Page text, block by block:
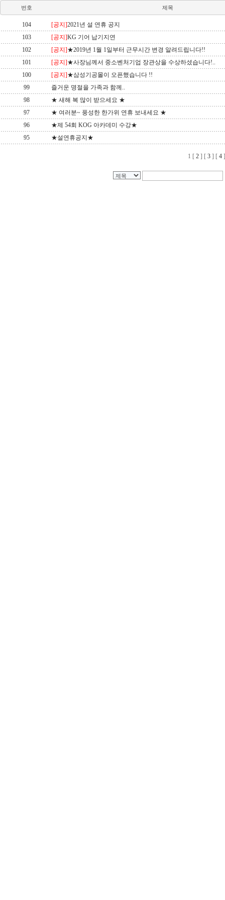
번호 제목
104 [공지]2021년 설 연휴 공지
103
[공지]KG 기어 납기지연
102
[공지]★2019년 1월 1일부터 근무시간 변경 알려드립니다!!
101
[공지]★사장님께서 중소벤처기업 장관상을 수상하셨습니다!..
100
[공지]★삼성기공몰이 오픈했습니다 !!
99
즐거운 명절을 가족과 함께..
98
★ 새해 복 많이 받으세요 ★
97
★ 여러분~ 풍성한 한가위 연휴 보내세요 ★
96
★제 54회 KOG 아카데미 수강★
95
★설연휴공지★
1 [ 2] [ 3] [ 4